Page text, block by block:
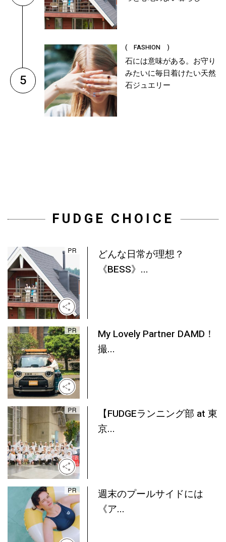
5
( FASHION )
石には意味がある。お守り
みたいに毎日着けたい天然
石ジュエリー
FUDGE CHOICE
どんな日常が理想？
《BESS》...
My Lovely Partner DAMD！
撮...
【FUDGEランニング部 at 東
京...
週末のプールサイドには
《ア...